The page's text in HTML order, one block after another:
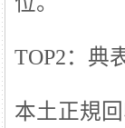
TOP2：典
本土正規